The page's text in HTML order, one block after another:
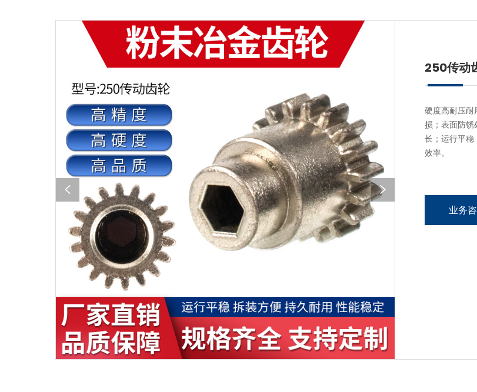
250传动
硬度高耐压耐
损；表面防锈
长；运行平
效率。
业务